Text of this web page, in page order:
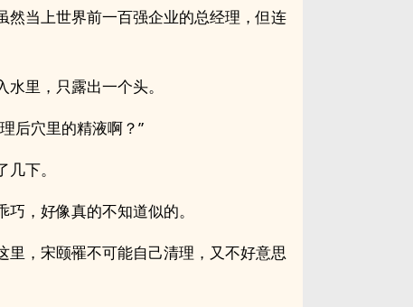
当上世界前一百强企业的总经理，但连
里，只露出一个头。
后‍‌穴‍里的‎精‎液‍‎‎啊？”
下。
，好像真的不知道似的。
里，宋颐罹不可能自己清理，又不好意思